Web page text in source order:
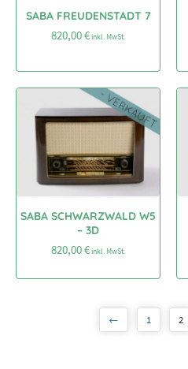
SABA FREUDENSTADT 7
820,00€inkl. MwSt.
SABA SCHWARZWALD W5
– 3D
820,00€inkl. MwSt.
← 1 2